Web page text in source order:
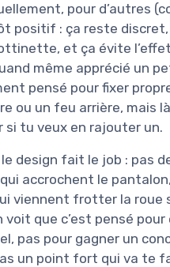
pour d’autres
positif : ça reste
et ça évite
même apprécié un
pensé pour fixer
ou un feu arrière, mais
si tu veux en rajouter un.
le design fait le job : pas
accrochent le
viennent frotter la roue
voit que c’est pensé pour
pas pour gagner un
un point fort qui va te